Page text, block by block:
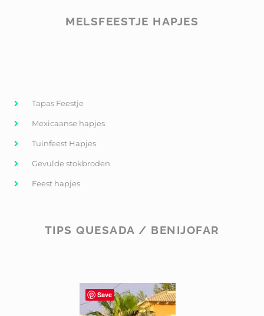
MELSFEESTJE HAPJES
Tapas Feestje
Mexicaanse hapjes
Tuinfeest Hapjes
Gevulde stokbroden
Feest hapjes
TIPS QUESADA / BENIJOFAR
Save